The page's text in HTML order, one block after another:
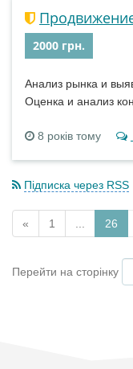
2000 грн.
Анализ рынка и
Оценка и анализ
8 років тому
Підписка через RSS
« 1 26
Перейти на сторінку